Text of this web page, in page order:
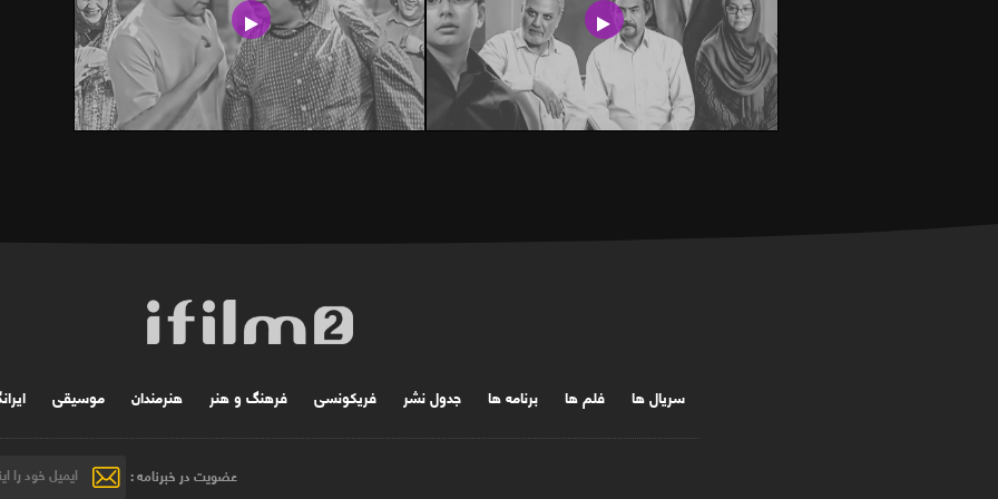
سریال ها فلم ها برنامه ها جدول نشر فریکونسی فرهنگ و هنر هنرمندان موسیقی
عضویت در خبرنامه :